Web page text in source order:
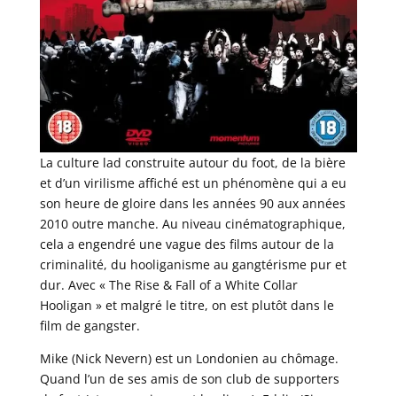
La culture lad construite autour du foot, de la bière
et d’un virilisme affiché est un phénomène qui a eu
son heure de gloire dans les années 90 aux années
2010 outre manche. Au niveau cinématographique,
cela a engendré une vague des films autour de la
criminalité, du hooliganisme au gangtérisme pur et
dur. Avec « The Rise & Fall of a White Collar
Hooligan » et malgré le titre, on est plutôt dans le
film de gangster.
Mike (Nick Nevern) est un Londonien au chômage.
Quand l’un de ses amis de son club de supporters